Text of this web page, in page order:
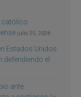
católico
julio 25, 2026
Estados Unidos
defendiendo el
ante